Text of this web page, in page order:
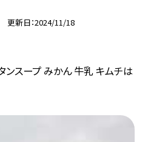
更新日 2024/11/18
ンスープ みかん 牛乳 キムチは